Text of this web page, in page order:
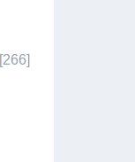
[266]